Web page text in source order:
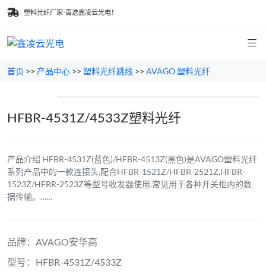
塑料光纤厂家-首选鑫凌云光电！
首页 >> 产品中心 >> 塑料光纤跳线 >> AVAGO 塑料光纤
HFBR-4531Z/4533Z塑料光纤
产品介绍 HFBR-4531Z(蓝色)/HFBR-4513Z(黑色)是AVAGO塑料光纤
系列产品中的一款连接头,配合HFBR-1521Z/HFBR-2521Z,HFBR-
1523Z/HFBR-2523Z等型号收发器使用,常见用于各种开关柜内的数
据传输。……
品牌：AVAGO安华高
型号：HFBR-4531Z/4533Z